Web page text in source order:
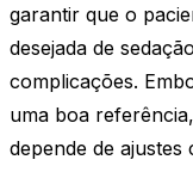
garantir que o
desejada de
complicações.
uma boa
depende de ajustes